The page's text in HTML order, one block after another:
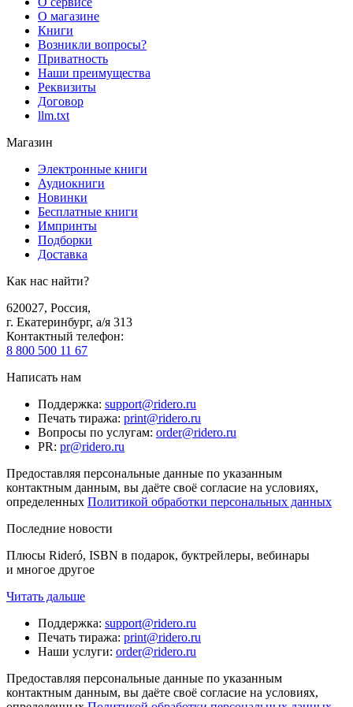
О магазине
Книги
Возникли вопросы?
Приватность
Наши преимущества
Реквизиты
Договор
llm.txt
Магазин
Электронные книги
Аудиокниги
Новинки
Бесплатные книги
Импринты
Подборки
Доставка
Как нас найти?
620027, Россия,
г. Екатеринбург, а/я 313
Контактный телефон:
8 800 500 11 67
Написать нам
Поддержка: support@ridero.ru
Печать тиража: print@ridero.ru
Вопросы по услугам: order@ridero.ru
PR: pr@ridero.ru
Предоставляя персональные данные по указанным
контактным данным, вы даёте своё согласие на условиях,
определенных Политикой обработки персональных данных
Последние новости
Плюсы Rideró, ISBN в подарок, буктрейлеры, вебинары
и многое другое
Читать дальше
Поддержка: support@ridero.ru
Печать тиража: print@ridero.ru
Наши услуги: order@ridero.ru
Предоставляя персональные данные по указанным
контактным данным, вы даёте своё согласие на условиях,